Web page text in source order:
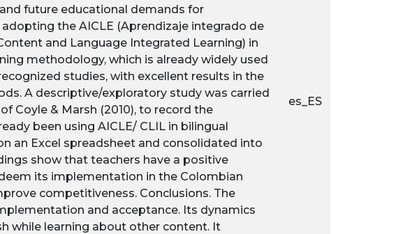
future educational demands for
the AICLE (Aprendizaje integrado de
and Language Integrated Learning) in
methodology, which is already widely used
studies, with excellent results in the
A descriptive/exploratory study was carried
Coyle & Marsh (2010), to record the
been using AICLE/ CLIL in bilingual
an Excel spreadsheet and consolidated into
show that teachers have a positive
its implementation in the Colombian
competitiveness. Conclusions. The
and acceptance. Its dynamics
while learning about other content. It
es_ES